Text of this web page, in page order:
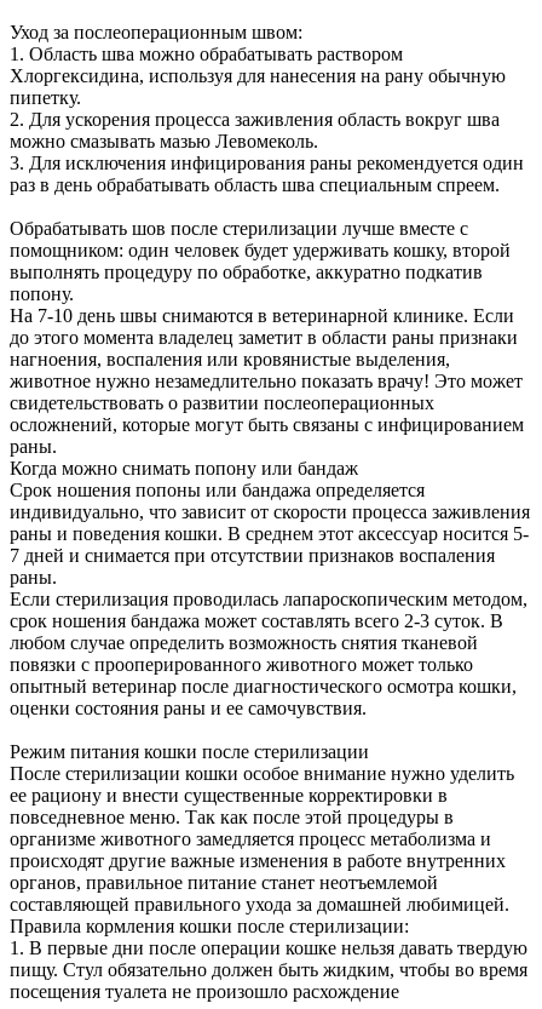
Уход за послеоперационным швом:
1. Область шва можно обрабатывать раствором
Хлоргексидина, используя для нанесения на рану обычную
пипетку.
2. Для ускорения процесса заживления область вокруг шва
можно смазывать мазью Левомеколь.
3. Для исключения инфицирования раны рекомендуется один
раз в день обрабатывать область шва специальным спреем.
Обрабатывать шов после стерилизации лучше вместе с
помощником: один человек будет удерживать кошку, второй
выполнять процедуру по обработке, аккуратно подкатив
попону.
На 7-10 день швы снимаются в ветеринарной клинике. Если
до этого момента владелец заметит в области раны признаки
нагноения, воспаления или кровянистые выделения,
животное нужно незамедлительно показать врачу! Это может
свидетельствовать о развитии послеоперационных
осложнений, которые могут быть связаны с инфицированием
раны.
Когда можно снимать попону или бандаж
Срок ношения попоны или бандажа определяется
индивидуально, что зависит от скорости процесса заживления
раны и поведения кошки. В среднем этот аксессуар носится 5-
7 дней и снимается при отсутствии признаков воспаления
раны.
Если стерилизация проводилась лапароскопическим методом,
срок ношения бандажа может составлять всего 2-3 суток. В
любом случае определить возможность снятия тканевой
повязки с прооперированного животного может только
опытный ветеринар после диагностического осмотра кошки,
оценки состояния раны и ее самочувствия.
Режим питания кошки после стерилизации
После стерилизации кошки особое внимание нужно уделить
ее рациону и внести существенные корректировки в
повседневное меню. Так как после этой процедуры в
организме животного замедляется процесс метаболизма и
происходят другие важные изменения в работе внутренних
органов, правильное питание станет неотъемлемой
составляющей правильного ухода за домашней любимицей.
Правила кормления кошки после стерилизации:
1. В первые дни после операции кошке нельзя давать твердую
пищу. Стул обязательно должен быть жидким, чтобы во время
посещения туалета не произошло расхождение